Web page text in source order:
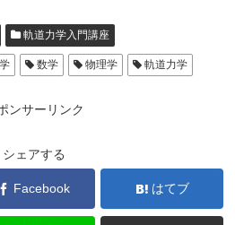
軌道力学入門講座
数学 物理学 軌道力学
ンサーリンク
シェアする
Facebook はてブ